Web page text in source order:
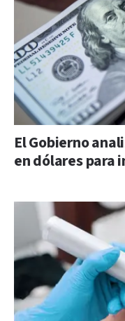
El Gobierno
en dólares para